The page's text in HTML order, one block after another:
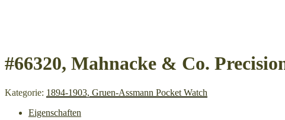
#66320, Mahnacke & Co.
Kategorie: 1894-1903, Gruen-Assmann Pocket Watch
Eigenschaften